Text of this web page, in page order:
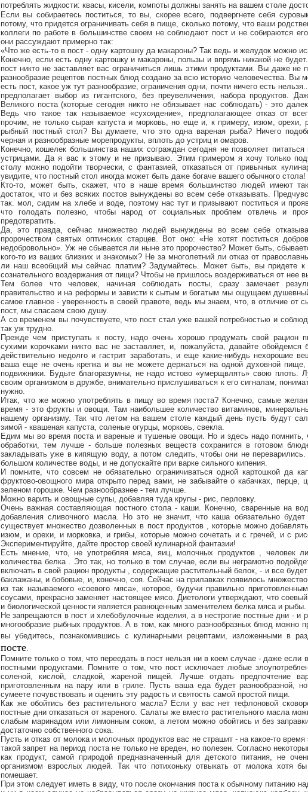
потреблять жидкости: квасы, кисели, компоты должны занять на вашем столе
Если вы собираетесь поститься, то вы, скорее всего, подвергнете себя
потому, что придется ограничивать себя в пище, сколько потому, что ваши
коллеги по работе в большинстве своем не соблюдают пост и не собираются
они рассуждают примерно так:
«Что же есть-то в пост - одну картошку да макароны? Так ведь и желудок можно
Конечно, если есть одну картошку и макароны, пользы и впрямь никакой не
пост никто не заставляет вас ограничиться лишь этими продуктами. Вы даже не
разнообразие рецептов постных блюд создано за всю историю человечества. Вы
есть пост, какое уж тут разнообразие, ограничения одни, почти ничего есть
предполагает выбор из гигантского, без преувеличения, набора продуктов.
Великого поста (которые сегодня никто не обязывает нас соблюдать) - это
Ведь что такое так называемое «сухоядение», предполагающее отказ от
прочим, не только сырая капуста и морковь, но еще и, к примеру, изюм, орехи,
рыбный постный стол? Вы думаете, что это одна вареная рыба? Ничего
черная и разнообразные морепродукты, вплоть до устриц и омаров.
Конечно, кошелек большинства наших сограждан сегодня не позволяет
устрицами. Да я вас к этому и не призываю. Этим примером я хочу только
столу можно подойти творчески, с фантазией, отказаться от привычных
увидите, что постный стол иногда может быть даже богаче вашего обычного стола!
Кто-то, может быть, скажет, что в наше время большинство людей имеют
достаток, что и без всяких постов вынуждены во всем себе отказывать.
так. мол, сидим на хлебе и воде, поэтому нас тут и призывают поститься и
что голодать полезно, чтобы народ от социальных проблем отвлечь и
предотвратить.
Да, это правда, сейчас множество людей вынуждены во всем себе
пророчеством святых оптинских старцев. Вот оно: «Не хотят поститься
недобровольно». Уж не сбывается ли ныне это пророчество? Может быть,
кого-то из ваших близких и знакомых? Не за многолетний ли отказ от
ли наш всеобщий мы сейчас платим? Задумайтесь. Может быть, вы придете к
сознательного воздержания от пищи? Чтобы не пришлось воздерживаться от нее
Тем более что человек, начиная соблюдать посты, сразу замечает
правительство и на реформы и зависти к сытым и богатым мы ощущаем
самое главное - уверенность в своей правоте, ведь мы знаем, что, в отличие от
пост, мы спасаем свою душу.
А со временем вы почувствуете, что пост стал уже вашей потребностью и
так уж трудно.
Прежде чем приступать к посту, надо очень хорошо продумать свой рацион
сухими корочками никто вас не заставляет, и, пожалуйста, давайте обойдемся
действительно недолго и гастрит заработать, и еще какие-нибудь нехорошие
ваша еще не очень крепка и вы не можете держаться на одной духовной пище,
подвижники. Будьте благоразумны, не надо истово «умерщвлять» свою плоть.
своим организмом в дружбе, внимательно прислушиваться к его сигналам,
нужно.
Итак, что же можно употреблять в пищу во время поста? Конечно, самые
время - это фрукты и овощи. Там наибольшее количество витаминов,
нашему организму. Так что летом на вашем столе каждый день пусть будут
зимой - квашеная капуста, соленые огурцы, морковь, свекла.
Едим мы во время поста и вареные и тушеные овощи. Но и здесь надо помнить,
обработки, тем лучше - больше полезных веществ сохранится в готовом
закладывать уже в кипящую воду, а потом следить, чтобы они не
большом количестве воды, и не допускайте при варке сильного кипения.
И помните, что совсем не обязательно ограничиваться одной картошкой да
фруктово-овощного мира открыто перед вами, не забывайте о кабачках, перце,
зеленом горошке. Чем разнообразнее - тем лучше.
Можно варить и овощные супы, добавляя туда крупы - рис, перловку.
Очень важная составляющая постного стола - каши. Конечно, сваренные на
добавления сливочного масла. Но это не значит, что каша обязательно
существует множество дозволенных в пост продуктов , которые можно
изюм, и орехи, и морковка, и грибы, которые можно сочетать и с гречей, и с
Экспериментируйте, дайте простор своей кулинарной фантазии!
Есть мнение, что, не употребляя мяса, яиц, молочных продуктов , человек
количества белка . Это так, но только в том случае, если вы неграмотно
включать в свой рацион продукты , содержащие растительный белок, - и все
баклажаны, и бобовые, и, конечно, соя. Сейчас на прилавках появилось множество
из так называемого «соевого мяса», которое, будучи правильно
соусами, прекрасно заменяет настоящее мясо. Диетологи утверждают, что
и биологической ценности является равноценным заменителем белка мяса и рыбы.
Не запрещаются в пост и хлебобулочные изделия, а в нестрогие постные дни - и
многообразие рыбных продуктов. А в том, как много разнообразных блюд можно
вы убедитесь, познакомившись с кулинарными рецептами, изложенными в
посте.
Помните только о том, что переедать в пост нельзя ни в коем случае - даже если
постными продуктами. Помните о том, что пост исключает любые
соленой, кислой, сладкой, жареной пищей. Лучше отдать предпочтение
приготовленным на пару или в гриле. Пусть ваша еда будет разнообразной,
сумеете почувствовать и оценить эту радость и святость самой простой пищи.
Как же обойтись без растительного масла? Если у вас нет тефлоновой
постные дни отказаться от жареного. Салаты же вместо растительного масла
слабым маринадом или лимонным соком, а летом можно обойтись и без
достаточно собственного сока.
Пусть и отказ от молока и молочных продуктов вас не страшит - на какое-то
такой запрет на период поста не только не вреден, но полезен. Согласно
как продукт, самой природой предназначенный для детского питания, не
организмом взрослых людей. Так что потихоньку отвыкать от молока хотя
помешает.
При этом следует иметь в виду, что после окончания поста к обычному питанию